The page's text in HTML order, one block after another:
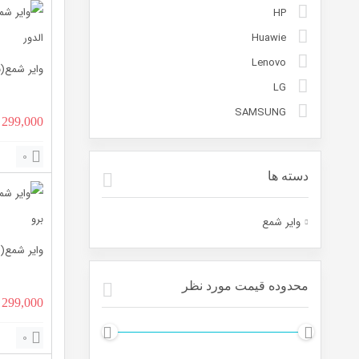
وایر شمع(بوت
قیمت
بود.
299,000
0
وایر شمع(
قیمت
299,000
0
HP
Huawie
Lenovo
LG
SAMSUNG
دسته ها
وایر شمع
محدوده قیمت مورد نظر